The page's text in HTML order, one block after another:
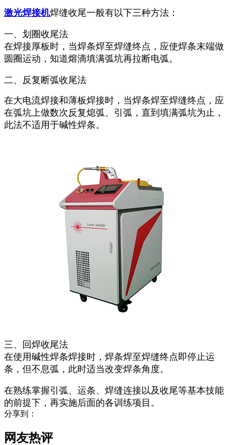
激光焊接机焊缝收尾一般有以下三种方法：
一、划圈收尾法
在焊接厚板时，当焊条焊至焊缝终点，应使焊条末端做
圆圈运动，知道熔滴填满弧坑再拉断电弧。
二、反复断弧收尾法
在大电流焊接和薄板焊接时，当焊条焊至焊缝终点，应
在弧坑上做数次反复熄弧、引弧，直到填满弧坑为止，
此法不适用于碱性焊条。
三、回焊收尾法
在使用碱性焊条焊接时，焊条焊至焊缝终点即停止运
条，但不息弧，此时适当改变焊条角度。
在熟练掌握引弧、运条、焊缝连接以及收尾等基本技能
的前提下，再实施后面的各训练项目。
分享到：
网友热评